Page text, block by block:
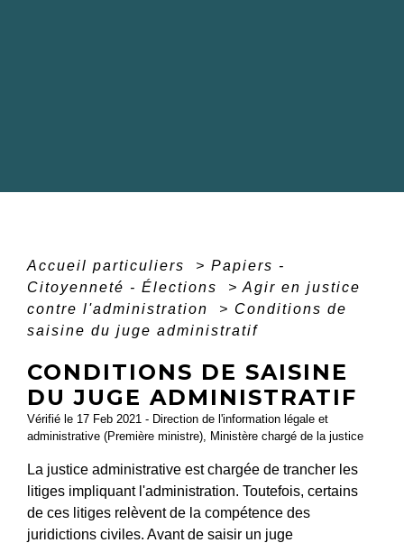
Accueil particuliers > Papiers -
Citoyenneté - Élections
> Agir en justice
contre l'administration
> Conditions de
saisine du juge administratif
CONDITIONS DE SAISINE
DU JUGE ADMINISTRATIF
Vérifié le 17 Feb 2021 - Direction de l'information légale et
administrative (Première ministre), Ministère chargé de la justice
La justice administrative est chargée de trancher les
litiges impliquant l'administration. Toutefois, certains
de ces litiges relèvent de la compétence des
juridictions civiles. Avant de saisir un juge